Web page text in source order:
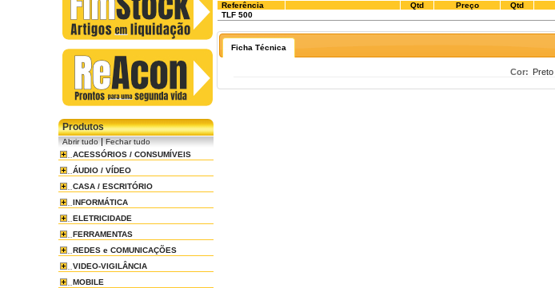
Produtos
Abrir tudo|Fechar tudo
ACESSÓRIOS / CONSUMÍVEIS
ÁUDIO / VÍDEO
CASA / ESCRITÓRIO
INFORMÁTICA
ELETRICIDADE
FERRAMENTAS
REDES e COMUNICAÇÕES
VIDEO-VIGILÂNCIA
MOBILE
Referência Qtd Preço Qtd
TLF 500
Ficha Técnica
Cor: Preto